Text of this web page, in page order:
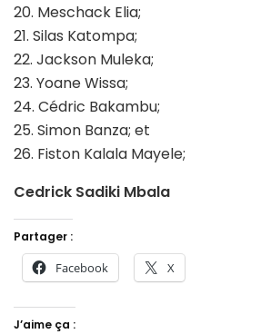
20. Meschack Elia;
21. Silas Katompa;
22. Jackson Muleka;
23. Yoane Wissa;
24. Cédric Bakambu;
25. Simon Banza; et
26. Fiston Kalala Mayele;
Cedrick Sadiki Mbala
Partager :
Facebook X
J’aime ça :